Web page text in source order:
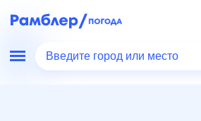
Введите город или место